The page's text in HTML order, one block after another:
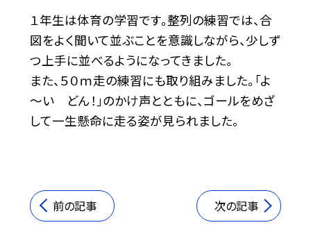
１年生は体育の学習です。整列の練習では、合
図をよく聞いて並ぶことを意識しながら、少しず
つ上手に並べるようになってきました。
また、５０ｍ走の練習にも取り組みました。「よ
～い どん！」のかけ声とともに、ゴールをめざ
して一生懸命に走る姿が見られました。
前の記事 次の記事